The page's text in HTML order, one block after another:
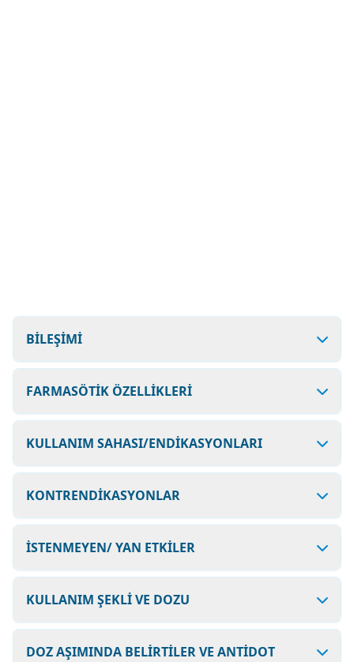
BİLEŞİMİ
FARMASÖTİK ÖZELLİKLERİ
KULLANIM SAHASI/ENDİKASYONLARI
KONTRENDİKASYONLAR
İSTENMEYEN/ YAN ETKİLER
KULLANIM ŞEKLİ VE DOZU
DOZ AŞIMINDA BELİRTİLER VE ANTİDOT